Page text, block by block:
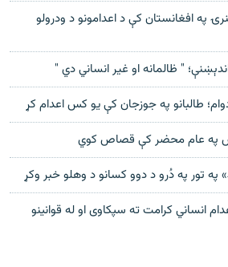
په افغانستان کې د اعدامونو د ودرولو
" ظالمانه او غیر انساني دي "
طالبانو په جوزجان کې یو کس اعدام کړ
په عام محضر کې قصاص کوي
په تور په دُرو د دوو کسانو د وهلو خبر وکړ
انساني کرامت ته سپکاوی او له قوانینو